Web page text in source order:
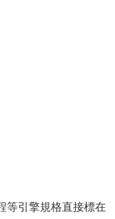
等引擎規格直接標在